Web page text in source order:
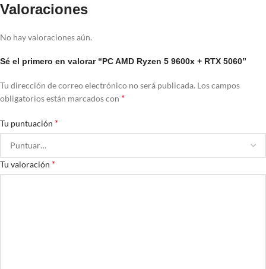
Valoraciones
No hay valoraciones aún.
Sé el primero en valorar “PC AMD Ryzen 5 9600x + RTX 5060”
Tu dirección de correo electrónico no será publicada. Los campos
obligatorios están marcados con *
Tu puntuación *
Tu valoración *